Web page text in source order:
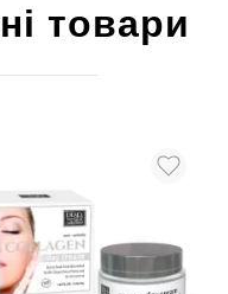
товари